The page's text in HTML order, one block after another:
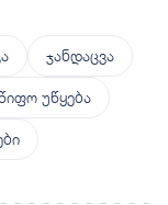
ჯანდაცვა
უწყება